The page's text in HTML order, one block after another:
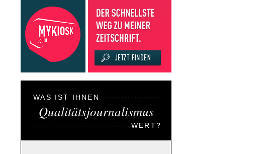
WAS IST IHNEN
Qualitätsjournalismus
WERT?